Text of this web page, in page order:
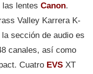
las lentes Canon.
Valley Karrera K-
sección de audio es
canales, así como
Cuatro EVS XT